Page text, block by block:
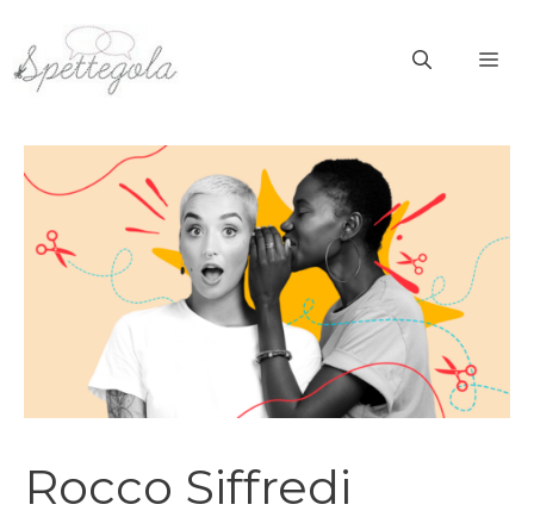
contenuto
Rocco Siffredi